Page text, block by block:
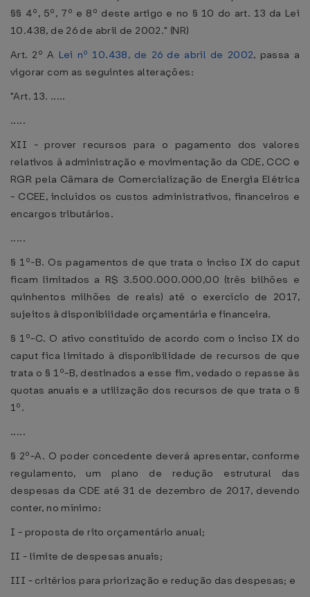
§§ 4º, 5º, 7º e 8º deste artigo e no § 10 do art. 13 da Lei
10.438, de 26 de abril de 2002." (NR)
Art. 2º A Lei nº 10.438, de 26 de abril de 2002, passa a
vigorar com as seguintes alterações:
"Art. 13. .....
.....
XII - prover recursos para o pagamento dos valores
relativos à administração e movimentação da CDE, CCC e
RGR pela Câmara de Comercialização de Energia Elétrica
- CCEE, incluídos os custos administrativos, financeiros e
encargos tributários.
.....
§ 1º-B. Os pagamentos de que trata o inciso IX do caput
ficam limitados a R$ 3.500.000.000,00 (três bilhões e
quinhentos milhões de reais) até o exercício de 2017,
sujeitos à disponibilidade orçamentária e financeira.
§ 1º-C. O ativo constituído de acordo com o inciso IX do
caput fica limitado à disponibilidade de recursos de que
trata o § 1º-B, destinados a esse fim, vedado o repasse às
quotas anuais e a utilização dos recursos de que trata o §
1º.
.....
§ 2º-A. O poder concedente deverá apresentar, conforme
regulamento, um plano de redução estrutural das
despesas da CDE até 31 de dezembro de 2017, devendo
conter, no mínimo:
I - proposta de rito orçamentário anual;
II - limite de despesas anuais;
III - critérios para priorização e redução das despesas; e